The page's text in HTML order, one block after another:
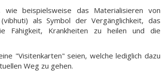
beispielsweise das Materialisieren von
als Symbol der Vergänglichkeit, das
Fähigkeit, Krankheiten zu heilen und die
"Visitenkarten" seien, welche lediglich dazu
Weg zu gehen.